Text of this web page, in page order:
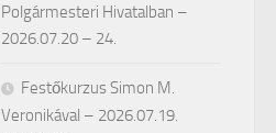
Polgármesteri Hivatalban –
2026.07.20 – 24.
Festőkurzus Simon M.
Veronikával – 2026.07.19.